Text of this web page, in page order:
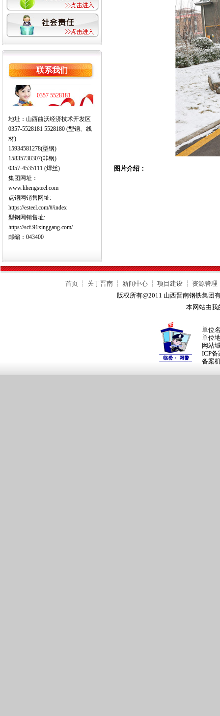
联系我们
0357 5528181
地址：山西曲沃经济技术开发区
0357-5528181 5528180 (型钢、线
材)
15934581278(型钢)
15835738307(非钢)
0357-4535111 (焊丝)
集团网址：
www.lihengsteel.com
点钢网销售网址:
https://esteel.com/#/index
型钢网销售址:
https://scf.91xinggang.com/
邮编：043400
图片介绍：
首页 ┊ 关于晋南 ┊ 新闻中心 ┊ 项目建设 ┊ 资源管理
版权所有@2011 山西晋南钢铁集团
本网站由我
单位
单位
网站
ICP备
备案